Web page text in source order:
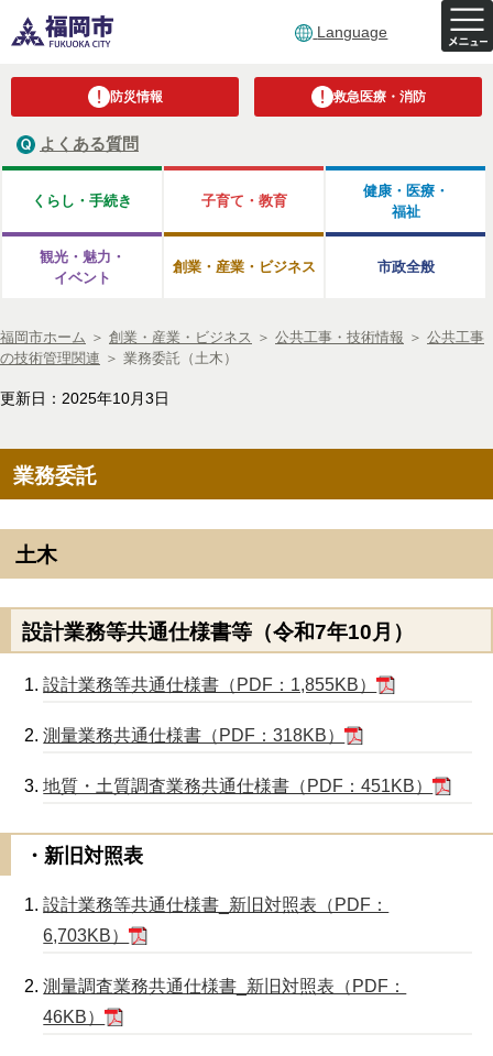
Language
防災情報 救急医療・消防
よくある質問
くらし・手続き 子育て・教育
健康・医療・
福祉
観光・魅力・
イベント
創業・産業・ビジネス 市政全般
福岡市ホーム ＞ 創業・産業・ビジネス ＞ 公共工事・技術情報 ＞ 公共工事
の技術管理関連 ＞ 業務委託（土木）
更新日：2025年10月3日
業務委託
土木
設計業務等共通仕様書等（令和7年10月）
設計業務等共通仕様書（PDF：1,855KB）
測量業務共通仕様書（PDF：318KB）
地質・土質調査業務共通仕様書（PDF：451KB）
・新旧対照表
設計業務等共通仕様書_新旧対照表（PDF：
6,703KB）
測量調査業務共通仕様書_新旧対照表（PDF：
46KB）